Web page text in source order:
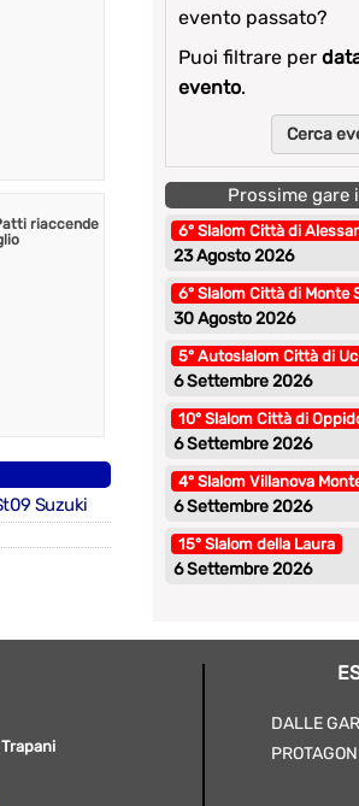
evento passato?
Puoi filtrare per
evento.
Cerca
Prossime gare
6° Slalom Città di
23 Agosto 2026
6° Slalom Città di Monte
30 Agosto 2026
5° Autoslalom Città di
6 Settembre 2026
10° Slalom Città di
6 Settembre 2026
4° Slalom Villanova
6 Settembre 2026
15° Slalom della Laura
6 Settembre 2026
riaccende
Suzuki
DALLE